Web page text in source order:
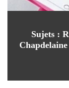
Sujets :